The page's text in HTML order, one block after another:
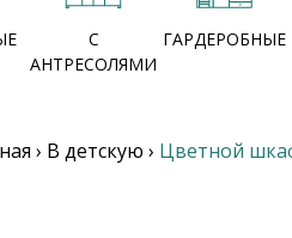
С
АНТРЕСОЛЯМИ
ГАРДЕРОБНЫЕ
› В детскую › Цветной